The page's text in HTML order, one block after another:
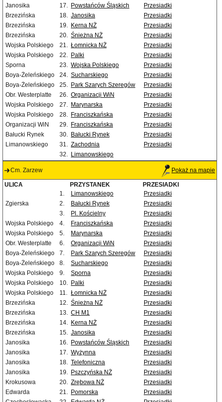
Janosika
17. Powstańców Śląskich
Przesiadki
Brzezińska
18. Janosika
Przesiadki
Brzezińska
19. Kerna NŻ
Przesiadki
Brzezińska
20. Śnieżna NŻ
Przesiadki
Wojska Polskiego
21. Łomnicka NŻ
Przesiadki
Wojska Polskiego
22. Palki
Przesiadki
Sporna
23. Wojska Polskiego
Przesiadki
Boya-Żeleńskiego
24. Sucharskiego
Przesiadki
Boya-Żeleńskiego
25. Park Szarych Szeregów
Przesiadki
Obr. Westerplatte
26. Organizacji WiN
Przesiadki
Wojska Polskiego
27. Marynarska
Przesiadki
Wojska Polskiego
28. Franciszkańska
Przesiadki
Organizacji WiN
29. Franciszkańska
Przesiadki
Bałucki Rynek
30. Bałucki Rynek
Przesiadki
Limanowskiego
31. Zachodnia
Przesiadki
32. Limanowskiego
Cm. Zarzew Pokaż na mapie
ULICA PRZYSTANEK
PRZESIADKI
1.
Limanowskiego
Przesiadki
Zgierska
2. Bałucki Rynek
Przesiadki
3.
Pl. Kościelny
Przesiadki
Wojska Polskiego
4. Franciszkańska
Przesiadki
Wojska Polskiego
5. Marynarska
Przesiadki
Obr. Westerplatte
6. Organizacji WiN
Przesiadki
Boya-Żeleńskiego
7. Park Szarych Szeregów
Przesiadki
Boya-Żeleńskiego
8. Sucharskiego
Przesiadki
Wojska Polskiego
9. Sporna
Przesiadki
Wojska Polskiego
10. Palki
Przesiadki
Wojska Polskiego
11. Łomnicka NŻ
Przesiadki
Brzezińska
12. Śnieżna NŻ
Przesiadki
Brzezińska
13. CH M1
Przesiadki
Brzezińska
14. Kerna NŻ
Przesiadki
Brzezińska
15. Janosika
Przesiadki
Janosika
16. Powstańców Śląskich
Przesiadki
Janosika
17. Wyżynna
Przesiadki
Janosika
18. Telefoniczna
Przesiadki
Janosika
19. Pszczyńska NŻ
Przesiadki
Krokusowa
20. Zrębowa NŻ
Przesiadki
Edwarda
21. Pomorska
Przesiadki